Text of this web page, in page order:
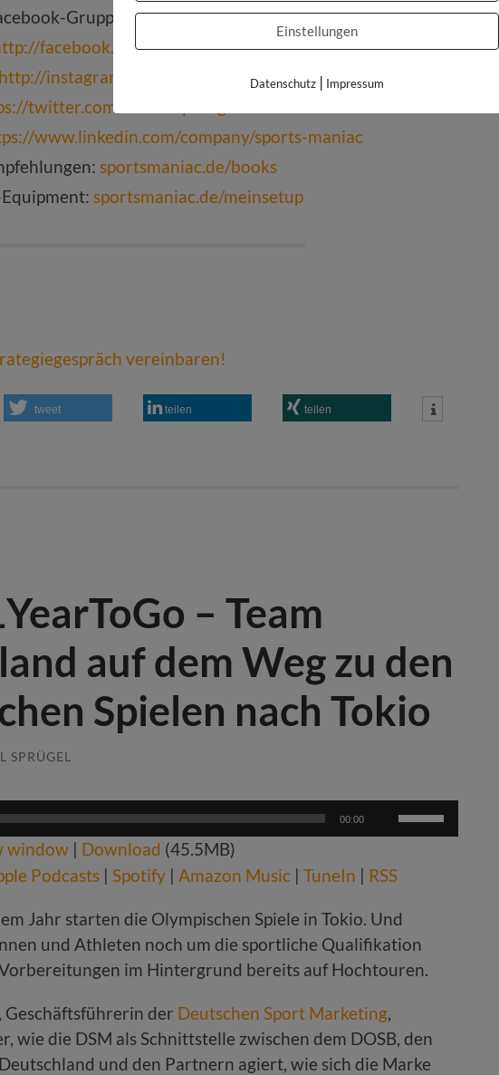
Gruppe:
https://sportsmaniac.de/community
facebook.com/sportsmaniacDE
http://instagram.com/danielspruegel
twitter.com/DanielSpruegel
www.linkedin.com/company/sports-maniac
sportsmaniac.de/books
sportsmaniac.de/meinsetup
vereinbaren!
tweet teilen teilen
– Team
auf dem Weg zu den
Spielen nach Tokio
SPRÜGEL
00:00
Lautstärke
zu
regeln.
window | Download (45.5MB)
Podcasts | Spotify | Amazon Music | TuneIn | RSS
Jahr starten die Olympischen Spiele in Tokio. Und
und Athleten noch um die sportliche Qualifikation
im Hintergrund bereits auf Hochtouren.
Geschäftsführerin der Deutschen Sport Marketing,
wie die DSM als Schnittstelle zwischen dem DOSB, den
und den Partnern agiert, wie sich die Marke
Einstellungen
Datenschutz | Impressum